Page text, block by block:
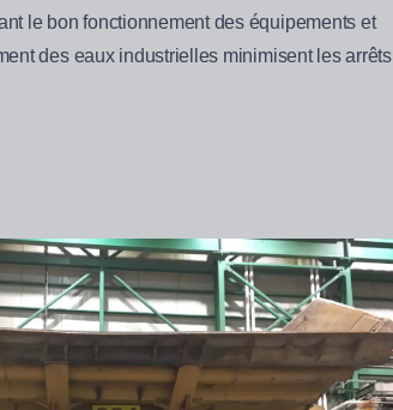
le bon fonctionnement des équipements et
des eaux industrielles minimisent les arrêts